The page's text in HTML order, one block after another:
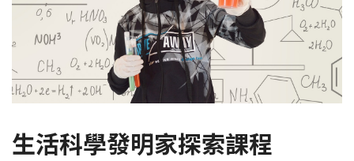
生活科學發明家探索課程